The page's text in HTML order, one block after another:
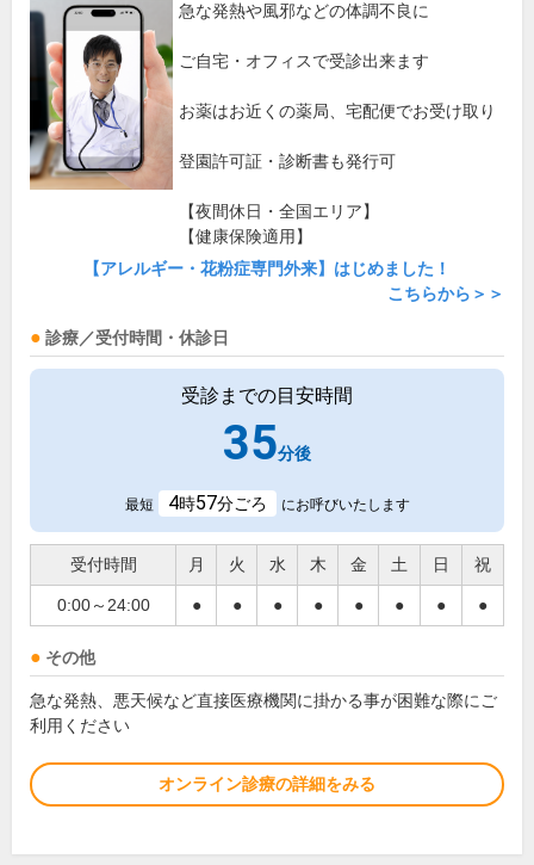
急な発熱や風邪などの体調不良に
ご自宅・オフィスで受診出来ます
お薬はお近くの薬局、宅配便でお受け取り
登園許可証・診断書も発行可
【夜間休日・全国エリア】
【健康保険適用】
【アレルギー・花粉症専門外来】はじめました！
こちらから＞＞
診療／受付時間・休診日
受診までの目安時間
35分後
最短 4時57分ごろ にお呼びいたします
受付時間 月 火 水 木 金 土 日 祝
0:00～24:00 ● ● ● ● ● ● ● ●
その他
急な発熱、悪天候など直接医療機関に掛かる事が困難な際にご
利用ください
オンライン診療の詳細をみる